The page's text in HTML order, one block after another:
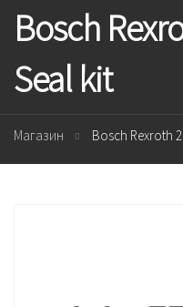
Bosch
Seal kit
Магазин Bosch Rexroth